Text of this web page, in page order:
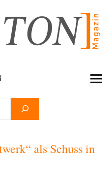
als Schuss in